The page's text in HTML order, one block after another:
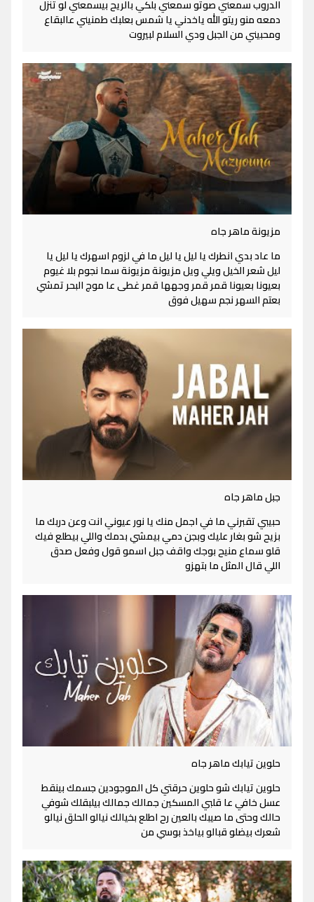
الدروب سمعني صوتو سمعني بلكي بالريح بيسمعني لو تنزل
دمعه منو ريتو الله ياخدني يا شمس بعلبك طمنيني عالبقاع
ومحبيني من الجبل ودي السلام لبيروت
مزيونة ماهر جاه
ما عاد بدي انطرك يا ليل يا ليل ما في لزوم اسهرك يا ليل يا
ليل شعر الخيل ويلي ويل مزيونة مزيونة سما نجوم بلا غيوم
بعيونا بعيونا قمر قمر وجهها قمر غطى عا موج البحر تمشي
بعتم السهر نجم سهيل فوق
جبل ماهر جاه
حبيبي تقبرني ما في اجمل منك يا نور عيوني انت وعن دربك ما
بزيح شو بغار عليك وبجن دمي بيمشي بدمك واللي بيطلع فيك
قلو سماع منيح بوجك واقف جبل اسمو قول وفعل صدق
اللي قال المثل ما بتهزو
حلوين تيابك ماهر جاه
حلوين تيابك شو حلوين حرقتي كل الموجودين جسمك بينقط
عسل خافي عا قلبي المسكين جمالك جمالك بيلبقلك شوفي
حالك وحتى ما صيبك بالعين رح اطلع بخيالك نيالو الحلق نيالو
شعرك بيضلو قبالو بياخذ بوسي من